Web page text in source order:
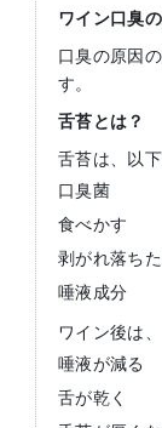
ワイン口臭
口臭の原因
す。
舌苔とは？
舌苔は、以
口臭菌
食べかす
剥がれ落ち
唾液成分
ワイン後は、
唾液が減る
舌が乾く